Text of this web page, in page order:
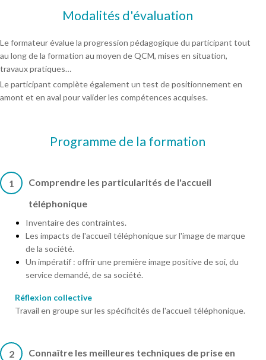
Modalités d'évaluation
Le formateur évalue la progression pédagogique du participant tout
au long de la formation au moyen de QCM, mises en situation,
travaux pratiques…
Le participant complète également un test de positionnement en
amont et en aval pour valider les compétences acquises.
Programme de la formation
1
Comprendre les particularités de l'accueil
téléphonique
Inventaire des contraintes.
Les impacts de l'accueil téléphonique sur l'image de marque
de la société.
Un impératif : offrir une première image positive de soi, du
service demandé, de sa société.
Réflexion collective
Travail en groupe sur les spécificités de l'accueil téléphonique.
2
Connaître les meilleures techniques de prise en